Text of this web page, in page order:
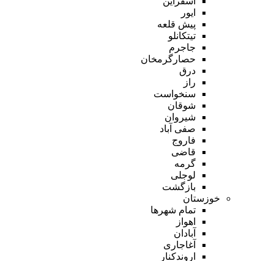
ایور
پیش قلعه
تیتکانلو
جاجرم
حصارگرمخان
درق
راز
سنخواست
شوقان
شیروان
صفی آباد
فاروج
قاضی
گرمه
لوجلی
بازگشت
خوزستان
تمام شهر‌ها
اهواز
آبادان
آغاجاری
اروندکنار